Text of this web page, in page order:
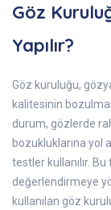
Göz
Yapılır?
Göz kuruluğu,
kalitesinin
durum, gözlerde
bozukluklarına yol
testler kullanılır.
değerlendirmeye
kullanılan göz